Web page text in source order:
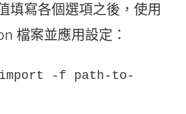
填寫各個選項之後，使用
檔案並應用設定：
-f path-to-